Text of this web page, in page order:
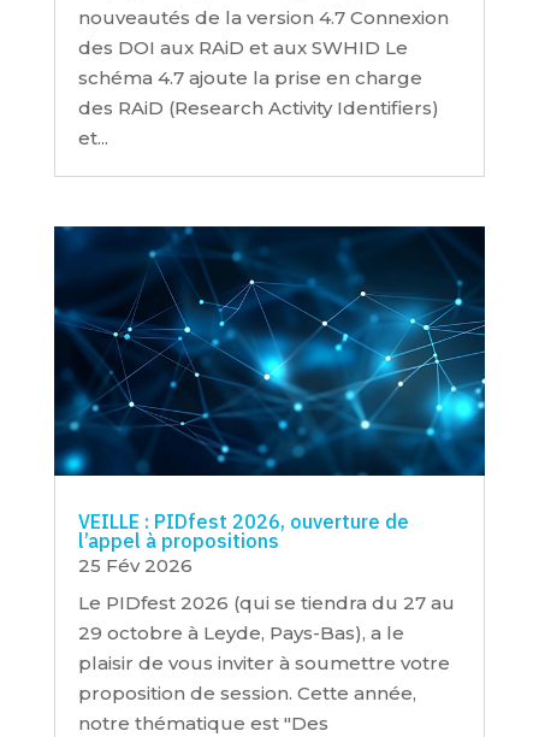
nouveautés de la version 4.7 Connexion
des DOI aux RAiD et aux SWHID Le
schéma 4.7 ajoute la prise en charge
des RAiD (Research Activity Identifiers)
et...
VEILLE : PIDfest 2026, ouverture de
l’appel à propositions
25 Fév 2026
Le PIDfest 2026 (qui se tiendra du 27 au
29 octobre à Leyde, Pays-Bas), a le
plaisir de vous inviter à soumettre votre
proposition de session. Cette année,
notre thématique est "Des